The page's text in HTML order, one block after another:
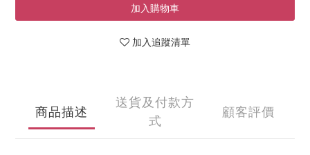
加入購物車
加入追蹤清單
商品描述
送貨及付款方
式
顧客評價